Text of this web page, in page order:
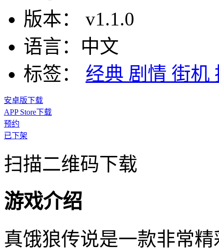
版本：
v1.1.0
语言： 中文
标签：
经典 剧情 街机
安卓版下载
APP Store下载
预约
已下架
扫描二维码下载
游戏介绍
真饿狼传说是一款非常精